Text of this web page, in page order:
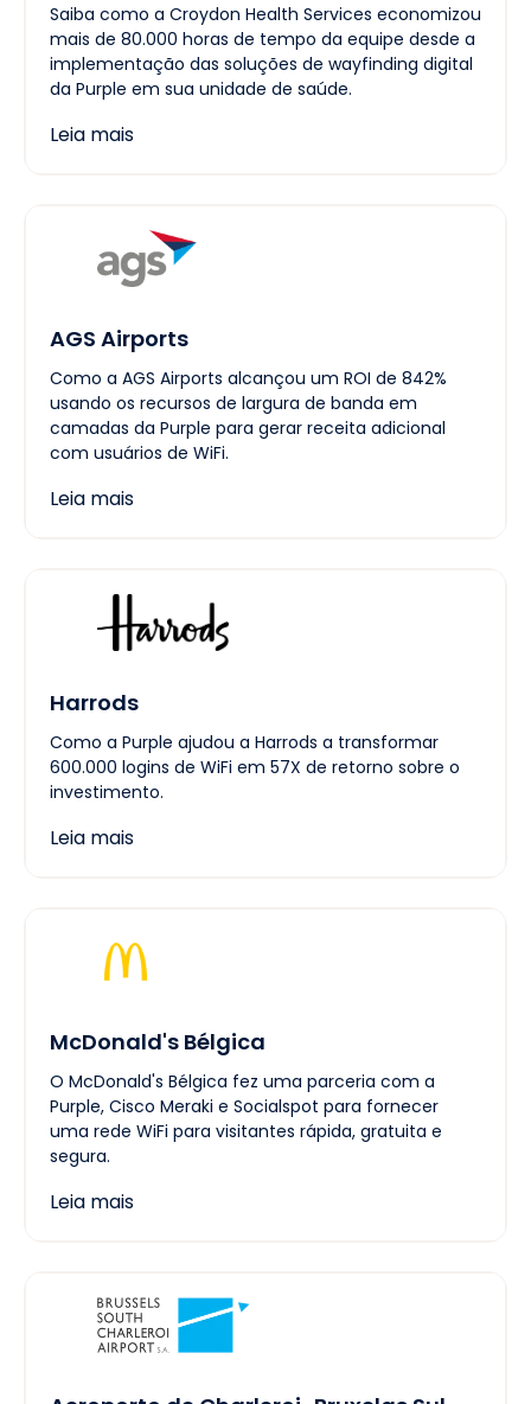
Saiba como a Croydon Health Services economizou
mais de 80.000 horas de tempo da equipe desde a
implementação das soluções de wayfinding digital
da Purple em sua unidade de saúde.
Leia mais
AGS Airports
Como a AGS Airports alcançou um ROI de 842%
usando os recursos de largura de banda em
camadas da Purple para gerar receita adicional
com usuários de WiFi.
Leia mais
Harrods
Como a Purple ajudou a Harrods a transformar
600.000 logins de WiFi em 57X de retorno sobre o
investimento.
Leia mais
McDonald's Bélgica
O McDonald's Bélgica fez uma parceria com a
Purple, Cisco Meraki e Socialspot para fornecer
uma rede WiFi para visitantes rápida, gratuita e
segura.
Leia mais